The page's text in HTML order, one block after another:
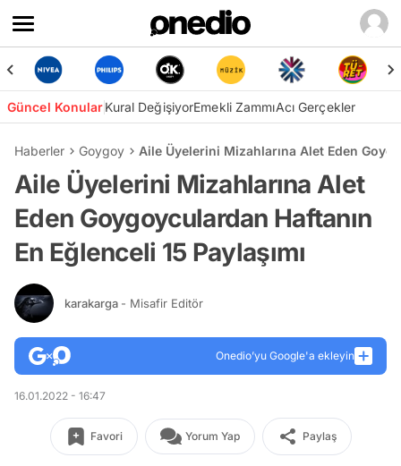
Güncel KonularKural DeğişiyorEmekli ZammıAcı Gerçekler
Haberler Goygoy Aile Üyelerini Mizahlarına Alet Eden
Aile Üyelerini Mizahlarına Alet
Eden Goygoyculardan Haftanın
En Eğlenceli 15 Paylaşımı
karakarga - Misafir Editör
Onedio’yu Google'a ekleyin
16.01.2022 - 16:47
Favori Yorum Yap Paylaş